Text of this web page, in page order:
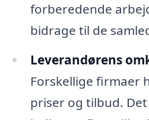
forberedende
bidrage til de
Leverandørens
Forskellige firmaer
priser og tilbud.